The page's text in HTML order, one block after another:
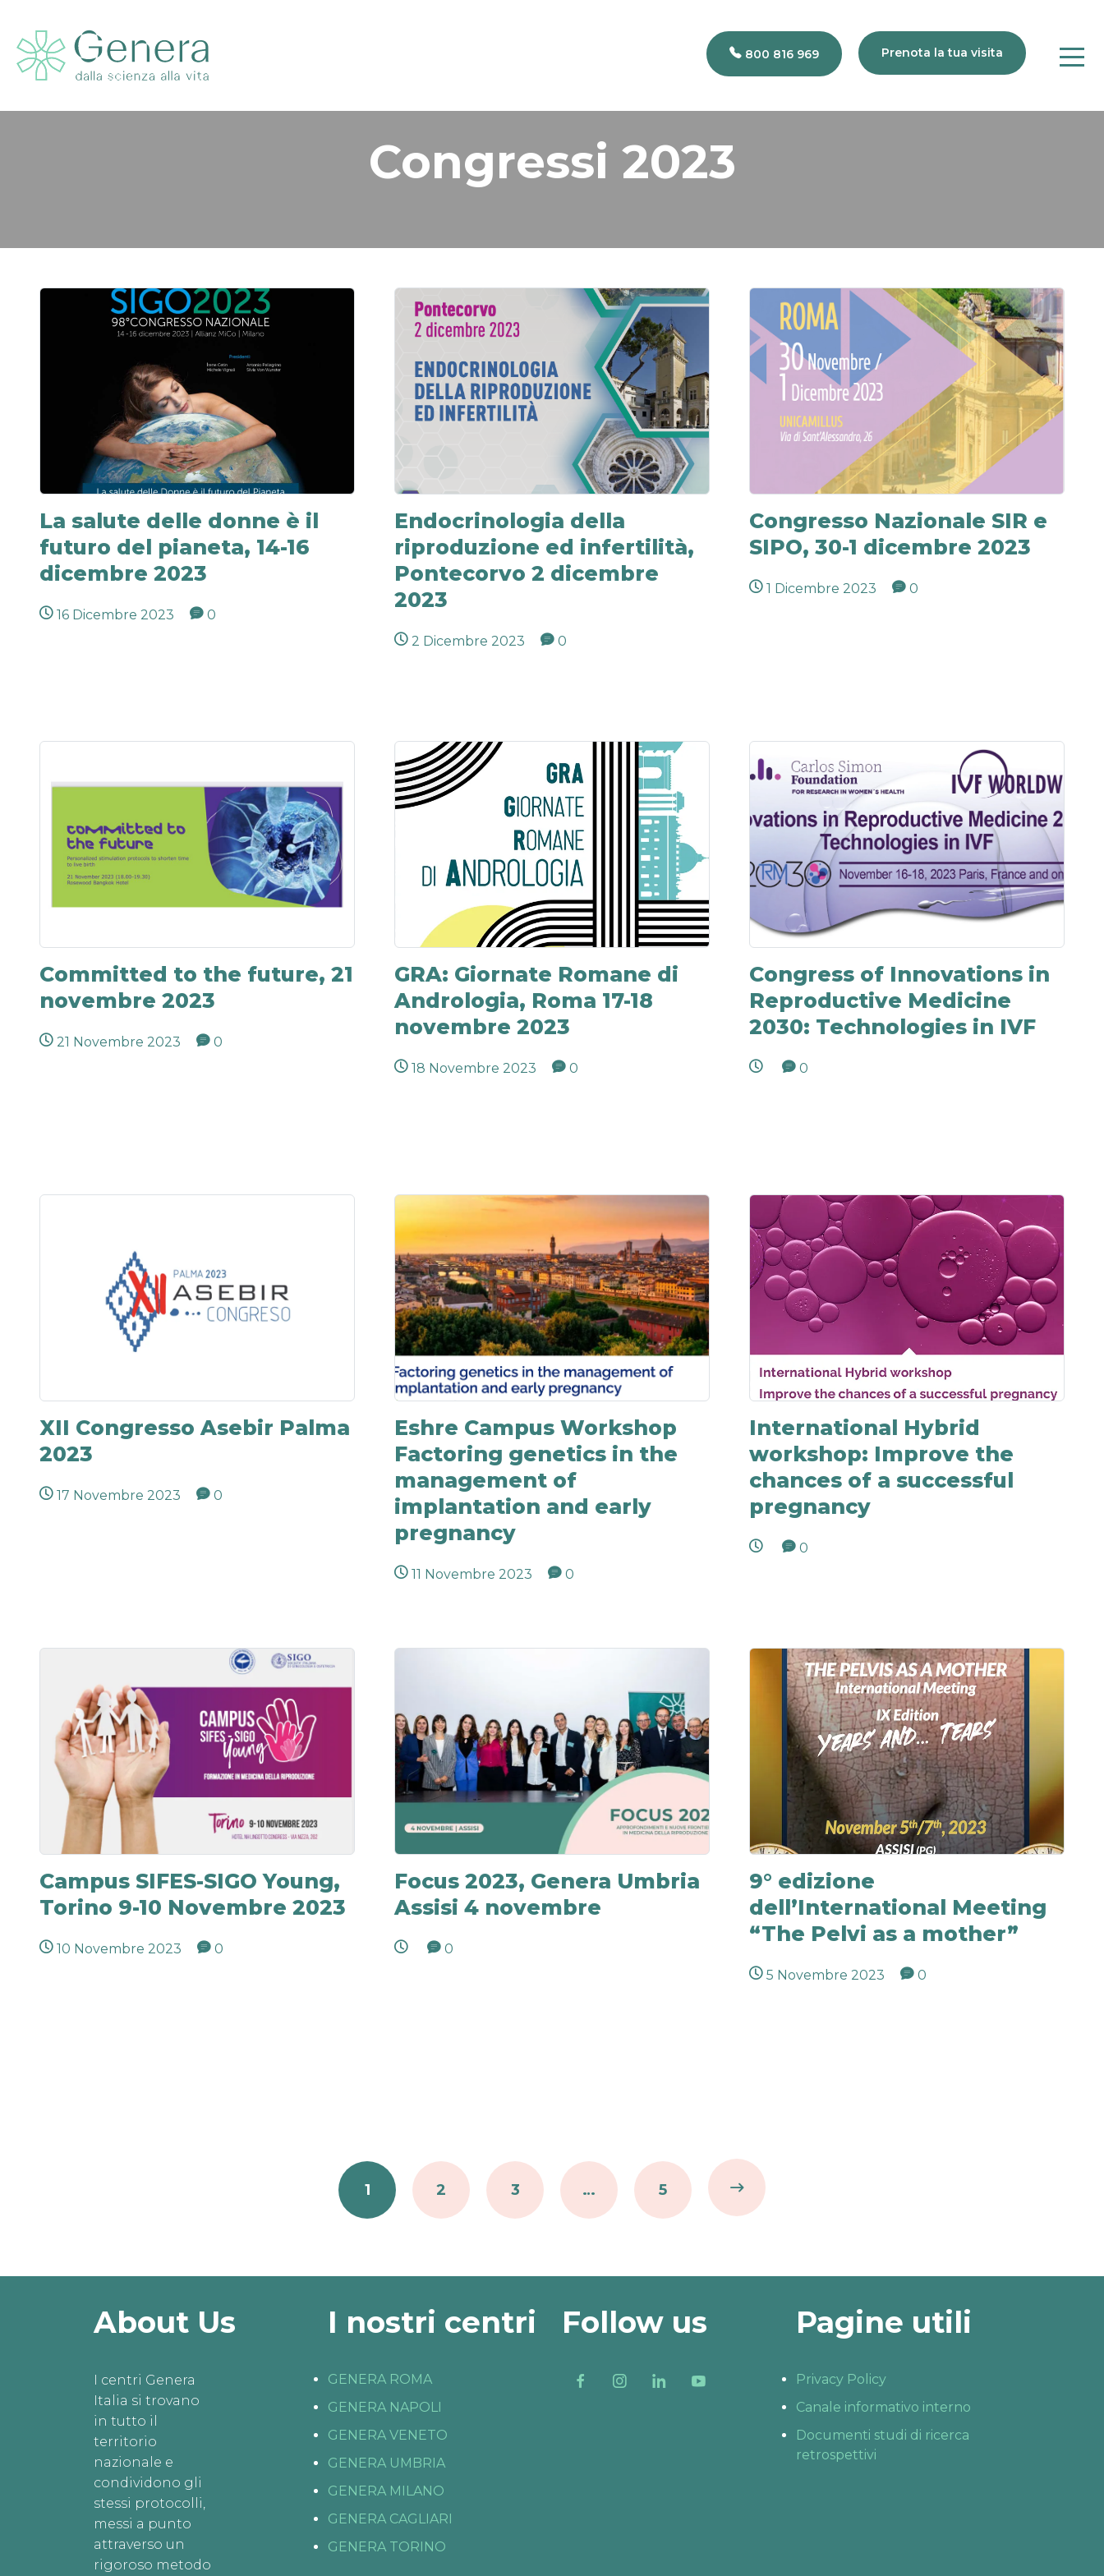
800 816 969 Prenota la tua visita
Congressi 2023
La salute delle donne è il
futuro del pianeta, 14-16
dicembre 2023
16 Dicembre 2023 0
Endocrinologia della
riproduzione ed infertilità,
Pontecorvo 2 dicembre
2023
2 Dicembre 2023 0
Congresso Nazionale SIR e
SIPO, 30-1 dicembre 2023
1 Dicembre 2023 0
Committed to the future, 21
novembre 2023
21 Novembre 2023 0
GRA: Giornate Romane di
Andrologia, Roma 17-18
novembre 2023
18 Novembre 2023 0
Congress of Innovations in
Reproductive Medicine
2030: Technologies in IVF
0
XII Congresso Asebir Palma
2023
17 Novembre 2023 0
Eshre Campus Workshop
Factoring genetics in the
management of
implantation and early
pregnancy
11 Novembre 2023 0
International Hybrid
workshop: Improve the
chances of a successful
pregnancy
0
Campus SIFES-SIGO Young,
Torino 9-10 Novembre 2023
10 Novembre 2023 0
Focus 2023, Genera Umbria
Assisi 4 novembre
0
9° edizione
dell’International Meeting
“The Pelvi as a mother”
5 Novembre 2023 0
1 2 3 … 5
About Us
I centri Genera
Italia si trovano
in tutto il
territorio
nazionale e
condividono gli
stessi protocolli,
messi a punto
attraverso un
rigoroso metodo
I nostri centri
GENERA ROMA
GENERA NAPOLI
GENERA VENETO
GENERA UMBRIA
GENERA MILANO
GENERA CAGLIARI
GENERA TORINO
Follow us Pagine utili
Privacy Policy
Canale informativo interno
Documenti studi di ricerca
retrospettivi